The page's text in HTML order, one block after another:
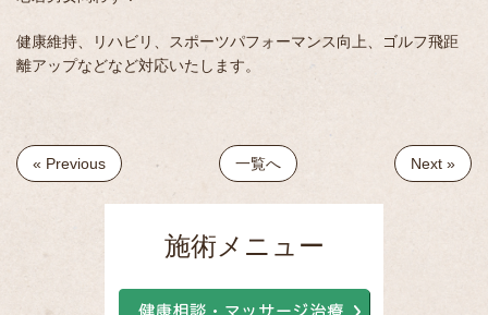
健康維持、リハビリ、スポーツパフォーマンス向上、ゴルフ飛距
離アップなどなど対応いたします。
« Previous 一覧へ Next »
施術メニュー